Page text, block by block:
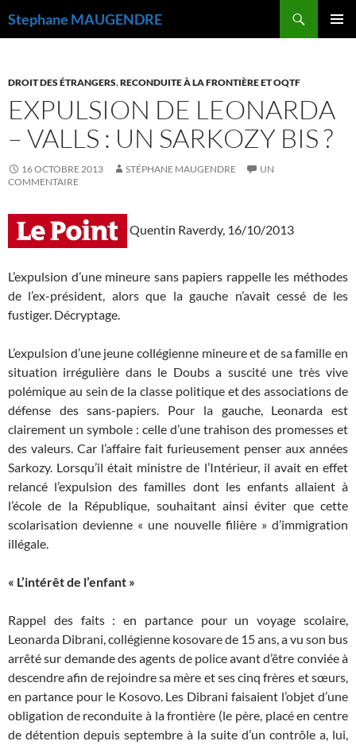
Stephane MAUGENDRE
DROIT DES ÉTRANGERS,RECONDUITE À LA FRONTIÈRE ET OQTF
EXPULSION DE LEONARDA
– VALLS : UN SARKOZY BIS ?
16 OCTOBRE 2013 STÉPHANE MAUGENDRE
UN
COMMENTAIRE
Quentin Raverdy, 16/10/2013
L’expulsion d’une mineure sans papiers rappelle les méthodes
de l’ex-président, alors que la gauche n’avait cessé de les
fustiger. Décryptage.
L’expulsion d’une jeune collégienne mineure et de sa famille en
situation irrégulière dans le Doubs a suscité une très vive
polémique au sein de la classe politique et des associations de
défense des sans-papiers. Pour la gauche, Leonarda est
clairement un symbole : celle d’une trahison des promesses et
des valeurs. Car l’affaire fait furieusement penser aux années
Sarkozy. Lorsqu’il était ministre de l’Intérieur, il avait en effet
relancé l’expulsion des familles dont les enfants allaient à
l’école de la République, souhaitant ainsi éviter que cette
scolarisation devienne « une nouvelle filière » d’immigration
illégale.
« L’intérêt de l’enfant »
Rappel des faits : en partance pour un voyage scolaire,
Leonarda Dibrani, collégienne kosovare de 15 ans, a vu son bus
arrêté sur demande des agents de police avant d’être conviée à
descendre afin de rejoindre sa mère et ses cinq frères et sœurs,
en partance pour le Kosovo. Les Dibrani faisaient l’objet d’une
obligation de reconduite à la frontière (le père, placé en centre
de détention depuis septembre à la suite d’un contrôle a, lui,